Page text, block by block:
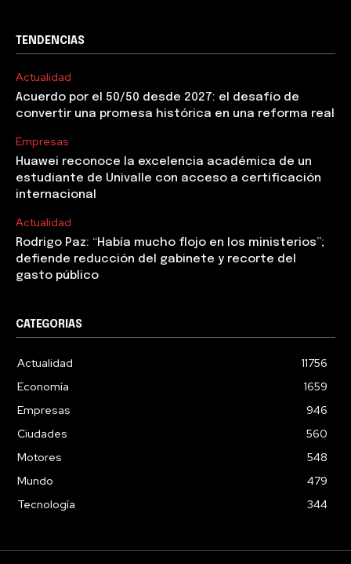
TENDENCIAS
Actualidad
Acuerdo por el 50/50 desde 2027: el desafío de
convertir una promesa histórica en una reforma real
Empresas
Huawei reconoce la excelencia académica de un
estudiante de Univalle con acceso a certificación
internacional
Actualidad
Rodrigo Paz: “Había mucho flojo en los ministerios”;
defiende reducción del gabinete y recorte del
gasto público
CATEGORIAS
Actualidad
11756
Economía
1659
Empresas
946
Ciudades
560
Motores
548
Mundo
479
Tecnología
344